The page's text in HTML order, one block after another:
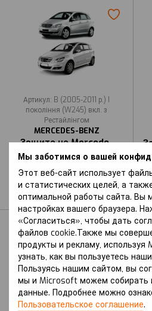
Мы заботимся о вашей
Этот веб-сайт использует
и статистических целей, а
оптимальной работы сайта. Вы
настройках вашего браузера.
«Согласиться», чтобы дать
файлов cookie.Также мы
продукты и рекламу,
узнать, как вы пользуетесь
Пользуясь нашим сайтом, вы
мы и Microsoft можем собирать
данные. Подробнее можно
Пользовательское соглашение.
Артикул: B (2005-2011 р.) I
покоління (W245) вкл. з
Рестайлінгом
MERCEDES-BENZ
Защита на Mercede-
Benz B (2005-2011 г.) I
поколение (W245) вкл. с
Рестайлингом
В наличии